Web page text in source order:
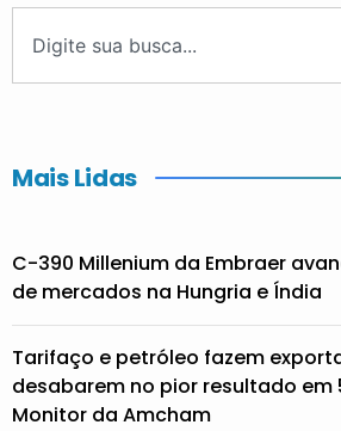
Mais Lidas
C-390 Millenium da Embraer
de mercados na Hungria e Índia
Tarifaço e petróleo fazem
desabarem no pior resultado em
Monitor da Amcham